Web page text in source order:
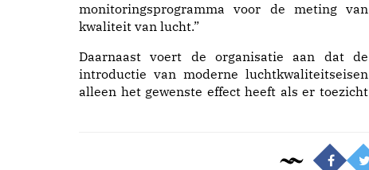
monitoringsprogramma voor de meting van
kwaliteit van lucht.”
Daarnaast voert de organisatie aan dat de
introductie van moderne luchtkwaliteitseisen
alleen het gewenste effect heeft als er toezicht